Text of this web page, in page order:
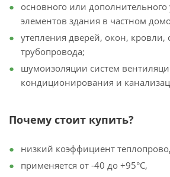
основного или дополнительного
элементов здания в частном
утепления дверей, окон, кровли,
трубопровода;
шумоизоляции систем
кондиционирования и
Почему стоит купить?
низкий коэффициент
применяется от -40 до +95°С,